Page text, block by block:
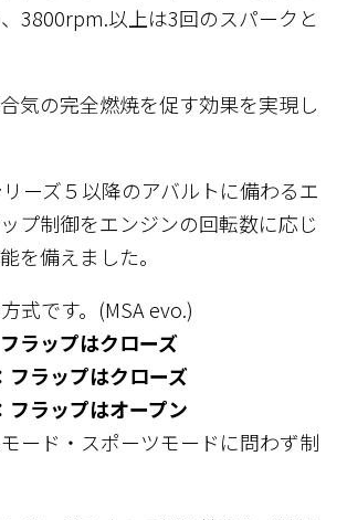
3800rpm.以上は3回のスパークと
気の完全燃焼を促す効果を実現し
ーズ５以降のアバルトに備わるエ
プ制御をエンジンの回転数に応じ
を備えました。
式です。(MSA evo.)
ラップはクローズ
ラップはクローズ
ラップはオープン
ード・スポーツモードに問わず制